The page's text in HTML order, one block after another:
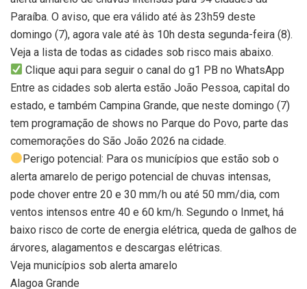
Paraíba. O aviso, que era válido até às 23h59 deste
domingo (7), agora vale até às 10h desta segunda-feira (8).
Veja a lista de todas as cidades sob risco mais abaixo.
Clique aqui para seguir o canal do g1 PB no WhatsApp
Entre as cidades sob alerta estão João Pessoa, capital do
estado, e também Campina Grande, que neste domingo (7)
tem programação de shows no Parque do Povo, parte das
comemorações do São João 2026 na cidade.
Perigo potencial: Para os municípios que estão sob o
alerta amarelo de perigo potencial de chuvas intensas,
pode chover entre 20 e 30 mm/h ou até 50 mm/dia, com
ventos intensos entre 40 e 60 km/h. Segundo o Inmet, há
baixo risco de corte de energia elétrica, queda de galhos de
árvores, alagamentos e descargas elétricas.
Veja municípios sob alerta amarelo
Alagoa Grande